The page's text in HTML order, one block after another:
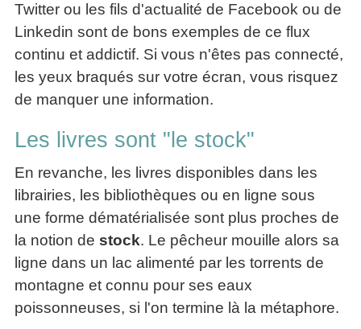
Twitter ou les fils d'actualité de Facebook ou de
Linkedin sont de bons exemples de ce flux
continu et addictif. Si vous n'êtes pas connecté,
les yeux braqués sur votre écran, vous risquez
de manquer une information.
Les livres sont "le stock"
En revanche, les livres disponibles dans les
librairies, les bibliothèques ou en ligne sous
une forme dématérialisée sont plus proches de
la notion de stock. Le pêcheur mouille alors sa
ligne dans un lac alimenté par les torrents de
montagne et connu pour ses eaux
poissonneuses, si l'on termine là la métaphore.